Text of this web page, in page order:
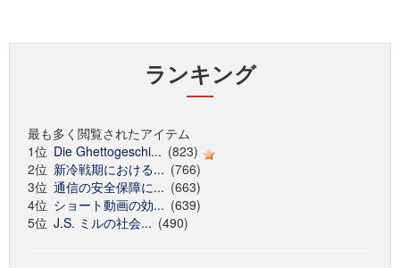
ランキング
最も多く閲覧されたアイテム
1位 Die Ghettogeschi... (823)
2位 新冷戦期における... (766)
3位 通信の安全保障に... (663)
4位 ショート動画の効... (639)
5位 J.S. ミルの社会... (490)